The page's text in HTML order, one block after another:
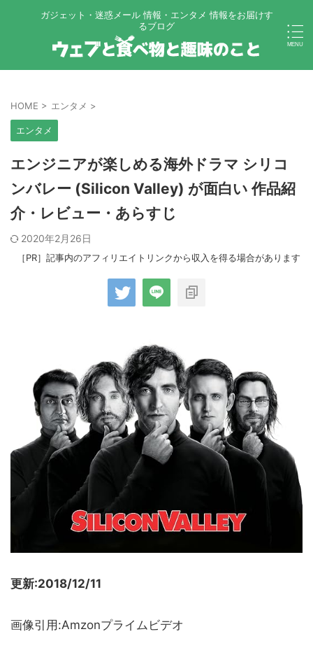
ガジェット・迷惑メール 情報・エンタメ 情報をお届けす
るブログ
HOME > エンタメ >
エンタメ
エンジニアが楽しめる海外ドラマ シリコ
ンバレー (Silicon Valley) が面白い 作品紹
介・レビュー・あらすじ
2020年2月26日
［PR］記事内のアフィリエイトリンクから収入を得る場合があります
更新:2018/12/11
画像引用:Amzonプライムビデオ